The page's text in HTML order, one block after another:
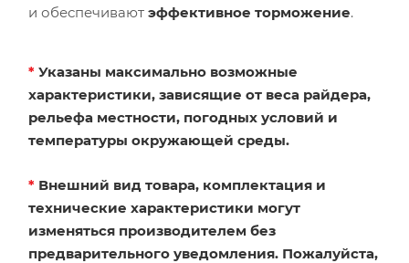
и обеспечивают эффективное торможение.
* Указаны максимально возможные
характеристики, зависящие от веса райдера,
рельефа местности, погодных условий и
температуры окружающей среды.
* Внешний вид товара, комплектация и
технические характеристики могут
изменяться производителем без
предварительного уведомления. Пожалуйста,